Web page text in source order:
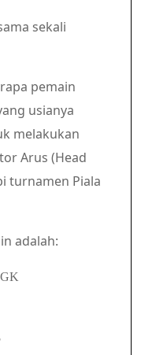
sekali
pemain
usianya
melakukan
Arus (Head
turnamen Piala
adalah: